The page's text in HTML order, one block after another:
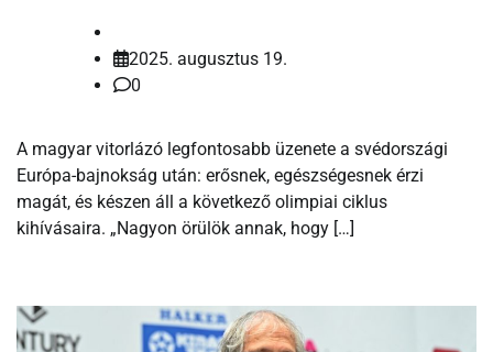
2025. augusztus 19.
0
A magyar vitorlázó legfontosabb üzenete a svédországi
Európa-bajnokság után: erősnek, egészségesnek érzi
magát, és készen áll a következő olimpiai ciklus
kihívásaira. „Nagyon örülök annak, hogy […]